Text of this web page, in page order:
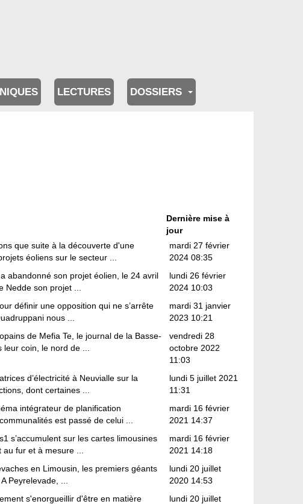
LECTURES DOSSIERS
Dernière mise à
jour
que suite à la découverte d'une
éoliens sur le secteur ...
mardi 27 février
2024 08:35
abandonné son projet éolien, le 24 avril
son projet ...
lundi 26 février
2024 10:03
définir une opposition qui ne s’arrête
nous ...
mardi 31 janvier
2023 10:21
de Mefia Te, le journal de la Basse-
coin, le nord de ...
vendredi 28
octobre 2022
11:03
d’électricité à Neuvialle sur la
dont certaines ...
lundi 5 juillet 2021
11:31
intégrateur de planification
est passé de celui ...
mardi 16 février
2021 14:37
s’accumulent sur les cartes limousines
fur et à mesure ...
mardi 16 février
2021 14:18
en Limousin, les premiers géants
Peyrelevade, ...
lundi 20 juillet
2020 14:53
s'enorgueillir d'être en matière
lundi 20 juillet